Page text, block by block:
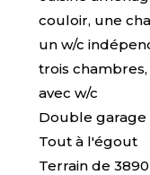
couloir, une
un w/c
trois
avec w/c
Double garage
Tout à l'égout
Terrain de 3890